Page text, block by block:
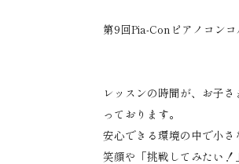
第9回Pia-Conピアノコン
レッスンの時間が、お子
っております。
安心できる環境の中で小さ
笑顔や「挑戦してみたい！